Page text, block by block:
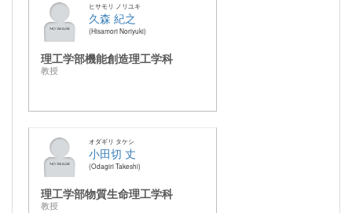
ヒサモリ ノリユキ
久森 紀之
Hisamori Noriyuki
理工学部機能創造理工学科
教授
オダギリ タケシ
小田切 丈
Odagiri Takeshi
理工学部物質生命理工学科
教授